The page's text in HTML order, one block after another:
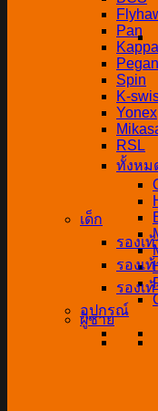
Pan
Kappa
Pegan
Spin
K-
Yonex
RSL
ทั้งหม
ผู้ชาย
เด็ก
รองเ
รองเ
รองเ
อุปกรณ์